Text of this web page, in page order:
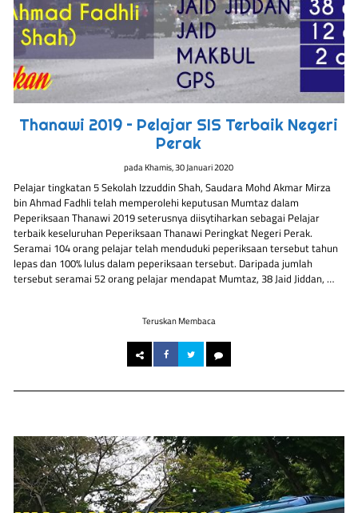
Thanawi 2019 – Pelajar SIS Terbaik Negeri
Perak
padaKhamis, 30 Januari 2020
Pelajar tingkatan 5 Sekolah Izzuddin Shah, Saudara Mohd Akmar Mirza
bin Ahmad Fadhli telah memperolehi keputusan Mumtaz dalam
Peperiksaan Thanawi 2019 seterusnya diisytiharkan sebagai Pelajar
terbaik keseluruhan Peperiksaan Thanawi Peringkat Negeri Perak.
Seramai 104 orang pelajar telah menduduki peperiksaan tersebut tahun
lepas dan 100% lulus dalam peperiksaan tersebut. Daripada jumlah
tersebut seramai 52 orang pelajar mendapat Mumtaz, 38 Jaid Jiddan, …
Teruskan Membaca